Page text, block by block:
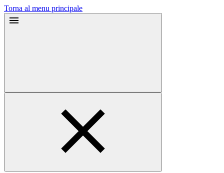
Torna al menu principale